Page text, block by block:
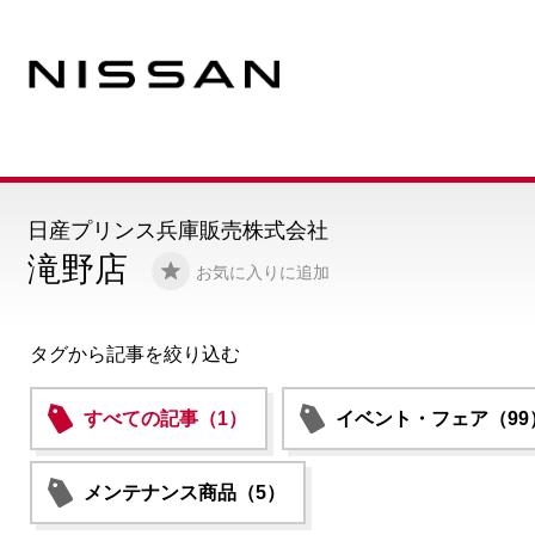
滝野店 お気に入りに追加
日産プリンス兵庫販売株式会社
タグから記事を絞り込む
すべての記事（1） イベント・フェア（99
メンテナンス商品（5）